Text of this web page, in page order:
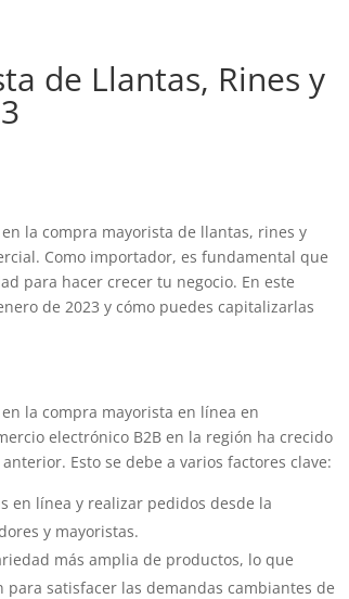
de Llantas, Rines y
la compra mayorista de llantas, rines y
Como importador, es fundamental que
para hacer crecer tu negocio. En este
de 2023 y cómo puedes capitalizarlas
la compra mayorista en línea en
electrónico B2B en la región ha crecido
Esto se debe a varios factores clave:
en línea y realizar pedidos desde la
y mayoristas.
más amplia de productos, lo que
satisfacer las demandas cambiantes de